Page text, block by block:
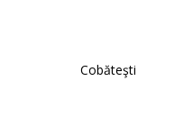
Cobăteşti